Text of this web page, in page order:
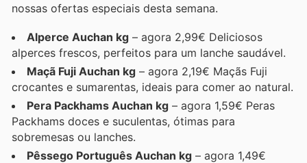
nossas ofertas especiais desta semana.
Alperce Auchan kg – agora 2,99€ Deliciosos
alperces frescos, perfeitos para um lanche saudável.
Maçã Fuji Auchan kg – agora 2,19€ Maçãs Fuji
crocantes e sumarentas, ideais para comer ao natural.
Pera Packhams Auchan kg – agora 1,59€ Peras
Packhams doces e suculentas, ótimas para
sobremesas ou lanches.
Pêssego Português Auchan kg – agora 1,49€